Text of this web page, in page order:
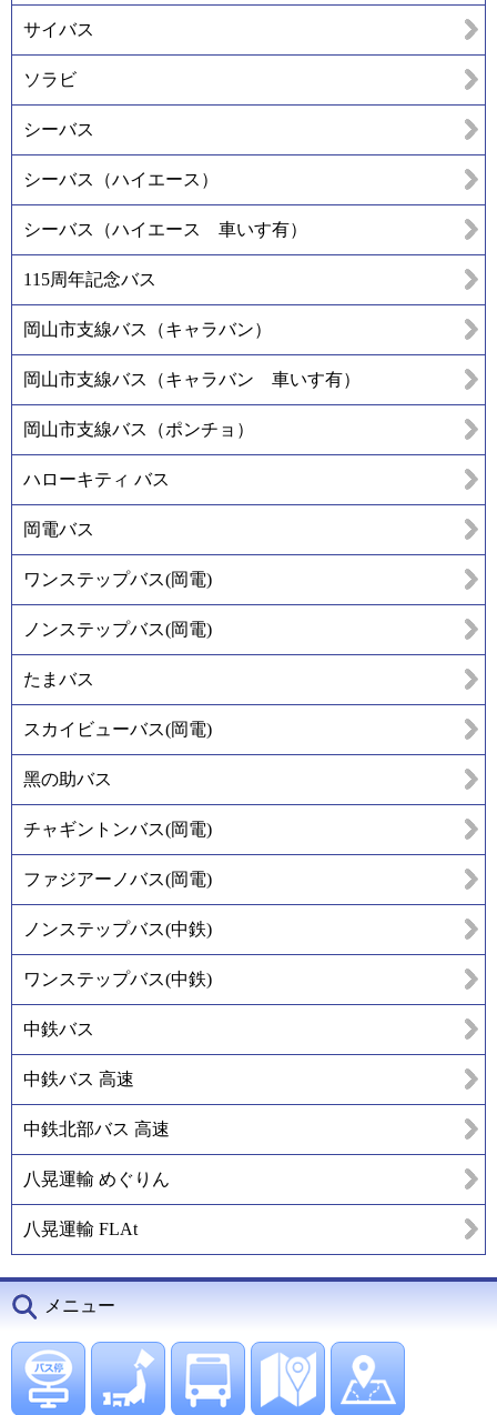
サイバス
ソラビ
シーバス
シーバス（ハイエース）
シーバス（ハイエース 車いす有）
115周年記念バス
岡山市支線バス（キャラバン）
岡山市支線バス（キャラバン 車いす有）
岡山市支線バス（ポンチョ）
ハローキティ バス
岡電バス
ワンステップバス(岡電)
ノンステップバス(岡電)
たまバス
スカイビューバス(岡電)
黑の助バス
チャギントンバス(岡電)
ファジアーノバス(岡電)
ノンステップバス(中鉄)
ワンステップバス(中鉄)
中鉄バス
中鉄バス 高速
中鉄北部バス 高速
八晃運輸 めぐりん
八晃運輸 FLAt
メニュー